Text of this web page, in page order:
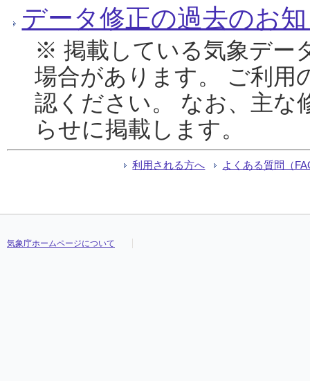
データ修正の過去のお
※ 掲載している気象デー
場合があります。 ご利用
認ください。 なお、主な
らせに掲載します。
利用される方へ よくある質問（
気象庁ホームページについて